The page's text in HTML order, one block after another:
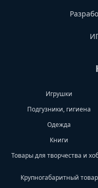
Игрушки
Подгузники, гигиена
Одежда
Книги
Товары для творчества и
Крупногабаритный товар